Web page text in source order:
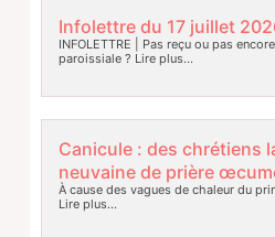
Infolettre du 17 juillet
INFOLETTRE | Pas reçu ou pas
paroissiale ? Lire plus…
Canicule : des chrétiens
neuvaine de prière
À cause des vagues de chaleur du
Lire plus…